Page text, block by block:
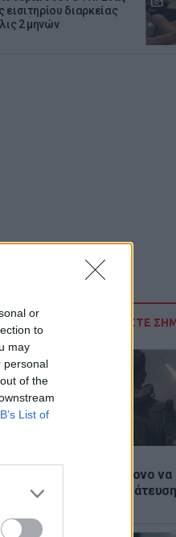
or
to
may
personal
of the
List of
εισιτηρίου διαρκείας
2 μηνών
ΔΙΑΒΑΣΤΕ
Βίντεο σοκ με 19χρονο να
με τη βία για